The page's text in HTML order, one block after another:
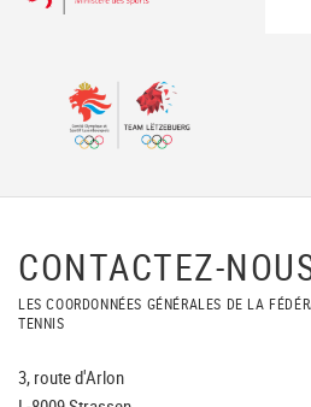
CONTACTEZ-
LES COORDONNÉES GÉNÉRALES DE LA
TENNIS
3, route d'Arlon